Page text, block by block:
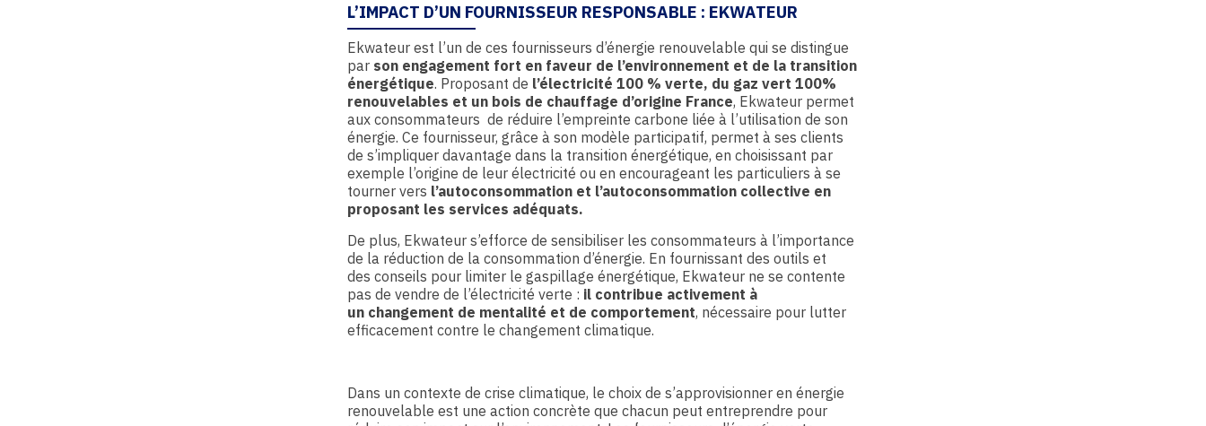
L’IMPACT D’UN FOURNISSEUR RESPONSABLE : EKWATEUR
Ekwateur est l’un de ces fournisseurs d’énergie renouvelable qui se distingue
par son engagement fort en faveur de l’environnement et de la transition
énergétique. Proposant de l’électricité 100 % verte, du gaz vert 100%
renouvelables et un bois de chauffage d’origine France, Ekwateur permet
aux consommateurs de réduire l’empreinte carbone liée à l’utilisation de son
énergie. Ce fournisseur, grâce à son modèle participatif, permet à ses clients
de s’impliquer davantage dans la transition énergétique, en choisissant par
exemple l’origine de leur électricité ou en encourageant les particuliers à se
tourner vers l’autoconsommation et l’autoconsommation collective en
proposant les services adéquats.
De plus, Ekwateur s’efforce de sensibiliser les consommateurs à l’importance
de la réduction de la consommation d’énergie. En fournissant des outils et
des conseils pour limiter le gaspillage énergétique, Ekwateur ne se contente
pas de vendre de l’électricité verte : il contribue activement à
un changement de mentalité et de comportement, nécessaire pour lutter
efficacement contre le changement climatique.
Dans un contexte de crise climatique, le choix de s’approvisionner en énergie
renouvelable est une action concrète que chacun peut entreprendre pour